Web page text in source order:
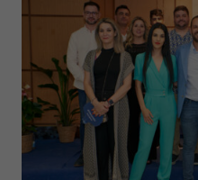
EN
EL
EJIDO
ANTE
MÁS
DE
200
PERSONAS